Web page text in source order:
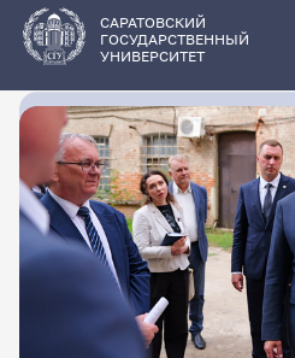
основному
содержанию
САРАТОВСКИЙ
ГОСУДАРСТВЕННЫЙ
УНИВЕРСИТЕТ